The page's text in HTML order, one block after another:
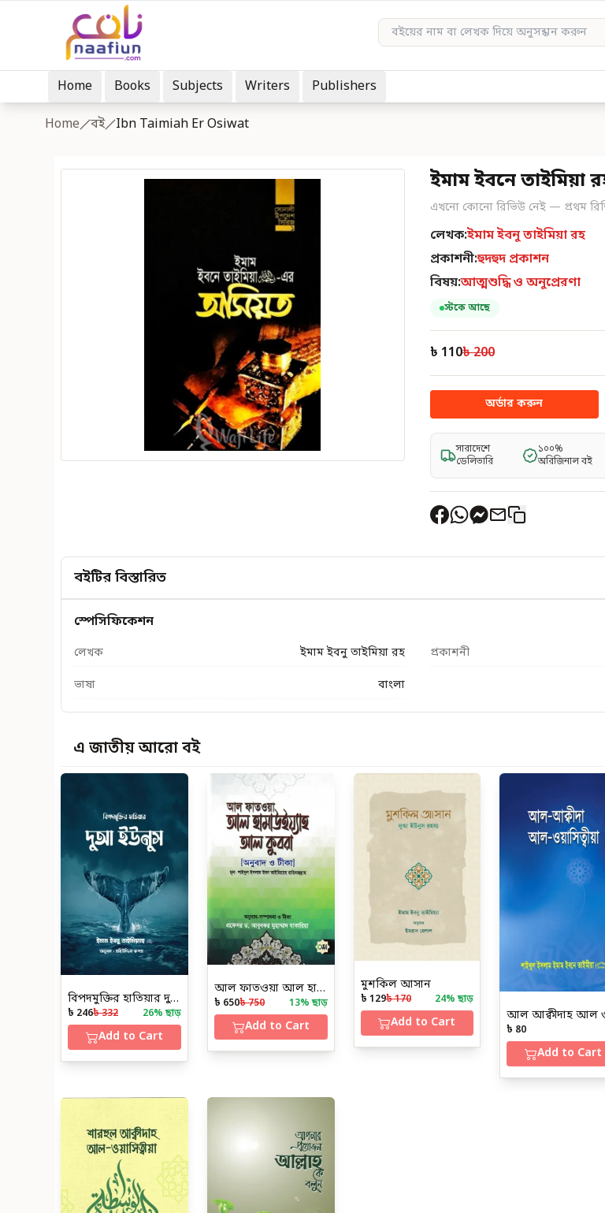
Home Books Subjects Writers Publishers
Home বই Ibn Taimiah Er Osiwat
ইমাম ইবনে
এখনো কোনো রিভিউ নেই — প্রথম
লেখক:ইমাম ইবনু তাইমিয়া রহ
প্রকাশনী:হুদহুদ প্রকাশন
বিষয়:আত্মশুদ্ধি ও অনুপ্রেরণা
স্টকে আছে
৳ 110৳ 200
অর্ডার করুন
সারাদেশে
ডেলিভারি
১০০%
অরিজিনাল বই
বইটির বিস্তারিত
স্পেসিফিকেশন
লেখক ইমাম ইবনু তাইমিয়া রহ প্রকাশনী
ভাষা বাংলা
এ জাতীয় আরো বই
বিপদমুক্তির হাতিয়ার দুআ ইউনুস
৳ 246৳ 332 26% ছাড়
Add to Cart
আল ফাতওয়া আল হামাউইয়্যাহ আল কুবরা [আনুবাদ ও টীকা]
৳ 650৳ 750 13% ছাড়
Add to Cart
মুশকিল আসান
৳ 129৳ 170 24% ছাড়
Add to Cart ৳ 80
Add to Cart